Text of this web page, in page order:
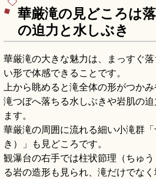
華厳滝の見どころは
の迫力と水しぶき
華厳滝の大きな魅力は、まっすぐ
い形で体感できることです。
上から眺めると滝全体の形がつか
滝つぼへ落ちる水しぶきや岩肌の
ます。
華厳滝の周囲に流れる細い小滝群
き）」も見どころです。
観瀑台の右手では柱状節理（ちゅ
る岩の造形も見られ、滝だけでなく